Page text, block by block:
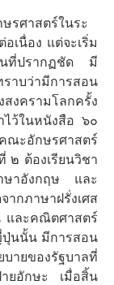
รศาสตร์ในระ
เนื่อง แต่จะเริ่ม
นที่ปรากฏชัด มี
ราบว่ามีการสอน
งครามโลกครั้ง
ว้ในหนังสือ ๖๐
ณะอักษรศาสตร์
ต้องเรียนวิชา
อังกฤษ และ
กภาษาฝรั่งเศส
และคณิตศาสตร์
ปุ่นนั้น มีการสอน
ยของรัฐบาลที่
ายอักษะ เมื่อสิ้น